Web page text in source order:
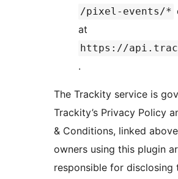
/pixel-events/*
at
https://
.
The Trackity service is
Trackity’s Privacy Policy
& Conditions, linked
owners using this plugin
responsible for disclosing